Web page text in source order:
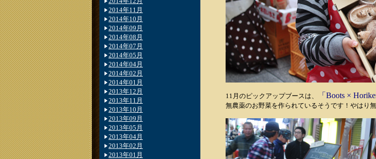
11月のピックアップブースは、 「Boots ×
無農薬のお野菜を作られているそうです！やはり
2014年11月
2014年10月
2014年09月
2014年08月
2014年07月
2014年05月
2014年04月
2014年02月
2014年01月
2013年12月
2013年11月
2013年10月
2013年09月
2013年05月
2013年04月
2013年02月
2013年01月